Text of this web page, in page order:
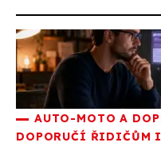
AUTO-MOTO A
DOPORUČÍ ŘIDIČŮM